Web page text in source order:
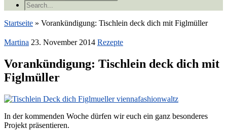
Startseite » Vorankündigung: Tischlein deck dich mit Figlmüller
Martina 23. November 2014 Rezepte
Vorankündigung: Tischlein deck dich mit
Figlmüller
In der kommenden Woche dürfen wir euch ein ganz besonderes
Projekt präsentieren.